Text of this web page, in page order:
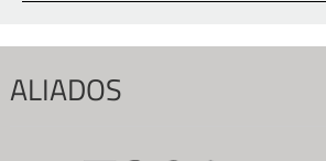
ALIADOS